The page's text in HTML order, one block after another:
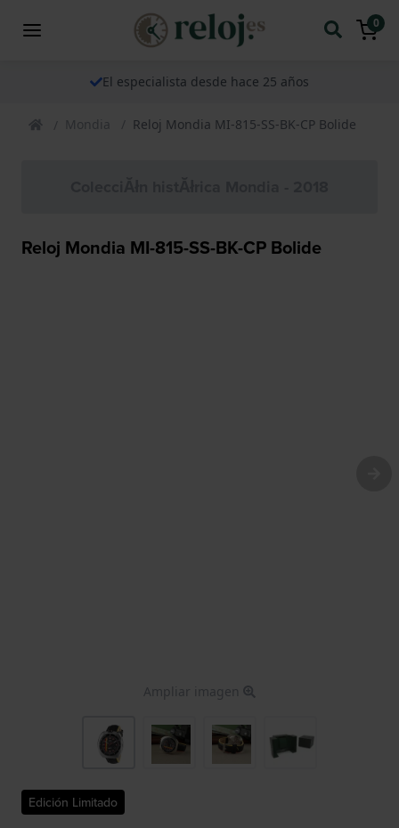
0
El especialista desde hace 25 años
Mondia Reloj Mondia MI-815-SS-BK-CP Bolide
Reloj Mondia MI-815-SS-BK-CP Bolide
Ampliar imagen
Edición Limitado